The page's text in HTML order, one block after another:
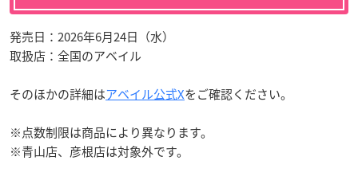
発売日：2026年6月24日（水）
取扱店：全国のアベイル
そのほかの詳細はアベイル公式Xをご確認ください。
※点数制限は商品により異なります。
※青山店、彦根店は対象外です。